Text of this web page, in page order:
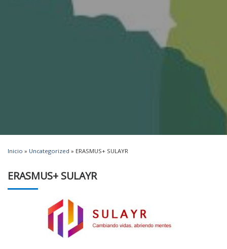
Inicio » Uncategorized » ERASMUS+ SULAYR
ERASMUS+ SULAYR